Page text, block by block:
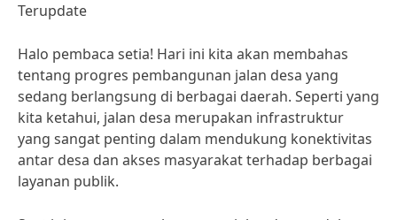
Terupdate
Halo pembaca setia! Hari ini kita akan membahas
tentang progres pembangunan jalan desa yang
sedang berlangsung di berbagai daerah. Seperti yang
kita ketahui, jalan desa merupakan infrastruktur
yang sangat penting dalam mendukung konektivitas
antar desa dan akses masyarakat terhadap berbagai
layanan publik.